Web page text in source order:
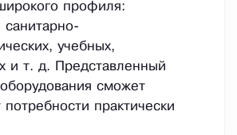
профиля:
санитарно-
учебных,
и т. д. Представленный
сможет
потребности практически